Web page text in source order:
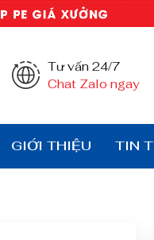
Tư vấn 24/7
Chat Zalo ngay
GIỚI THIỆU TIN